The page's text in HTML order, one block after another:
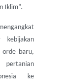
Iklim”.
kebijakan
orde baru,
pertanian
ke